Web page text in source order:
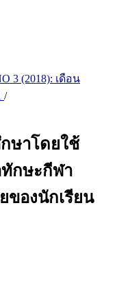
3 (2018): เดือน
/
ษาโดยใช้
กษะกีฬา
ของนักเรียน